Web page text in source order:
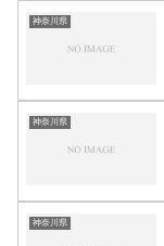
神奈川県
神奈川県
神奈川県